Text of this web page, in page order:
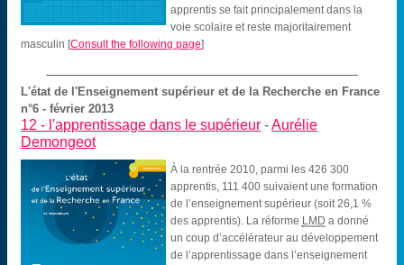
apprentis se fait principalement dans la
voie scolaire et reste majoritairement
masculin [Consult the following page]
L'état de l'Enseignement supérieur et de la Recherche en France
n°6 - février 2013
12 - l'apprentissage dans le supérieur -Aurélie
Demongeot
À la rentrée 2010, parmi les 426 300
apprentis, 111 400 suivaient une formation
de l’enseignement supérieur (soit 26,1 %
des apprentis). La réforme
LMD a donné
un coup d’accélérateur au développement
de l’apprentissage dans l’enseignement